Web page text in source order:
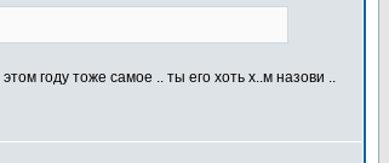
году тоже самое .. ты его хоть х..м назови ..